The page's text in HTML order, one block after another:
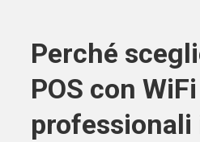
Perché
POS con
professionali